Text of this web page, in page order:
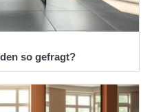
so gefragt?